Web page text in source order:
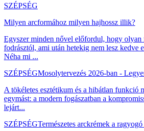
SZÉPSÉG
Milyen arcformához milyen hajhossz illik?
Egyszer minden nővel előfordul, hogy
fodrásztól, ami után hetekig nem lesz kedve
Néha mi ...
SZÉPSÉGMosolytervezés 2026-ban -
A tökéletes esztétikum és a hibátlan funkció
egymást: a modern fogászatban a
lejárt...
SZÉPSÉGTermészetes arckrémek a